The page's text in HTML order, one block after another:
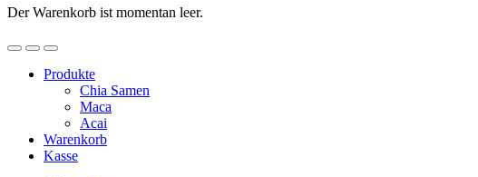
Der Warenkorb ist momentan leer.
Produkte
Chia Samen
Maca
Acai
Warenkorb
Kasse